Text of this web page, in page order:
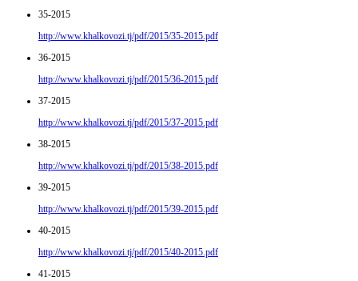
35-2015
http://www.khalkovozi.tj/pdf/2015/35-2015.pdf
36-2015
http://www.khalkovozi.tj/pdf/2015/36-2015.pdf
37-2015
http://www.khalkovozi.tj/pdf/2015/37-2015.pdf
38-2015
http://www.khalkovozi.tj/pdf/2015/38-2015.pdf
39-2015
http://www.khalkovozi.tj/pdf/2015/39-2015.pdf
40-2015
http://www.khalkovozi.tj/pdf/2015/40-2015.pdf
41-2015